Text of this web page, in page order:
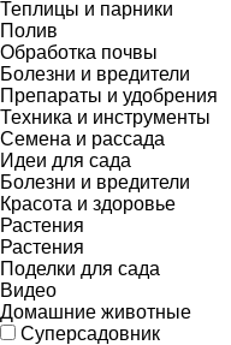
Теплицы и парники
Полив
Обработка почвы
Болезни и вредители
Препараты и удобрения
Техника и инструменты
Семена и рассада
Идеи для сада
Болезни и вредители
Красота и здоровье
Растения
Растения
Поделки для сада
Видео
Домашние животные
Суперсадовник